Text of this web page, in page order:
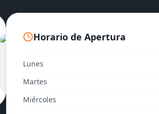
Horario de Apertura
Lunes
Martes
Miércoles